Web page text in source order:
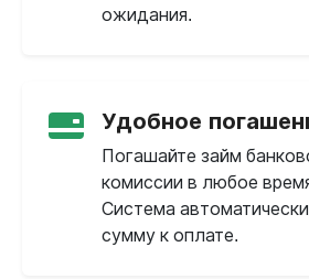
ожидания.
Удобное
Погашайте займ
комиссии в любое
Система
сумму к оплате.